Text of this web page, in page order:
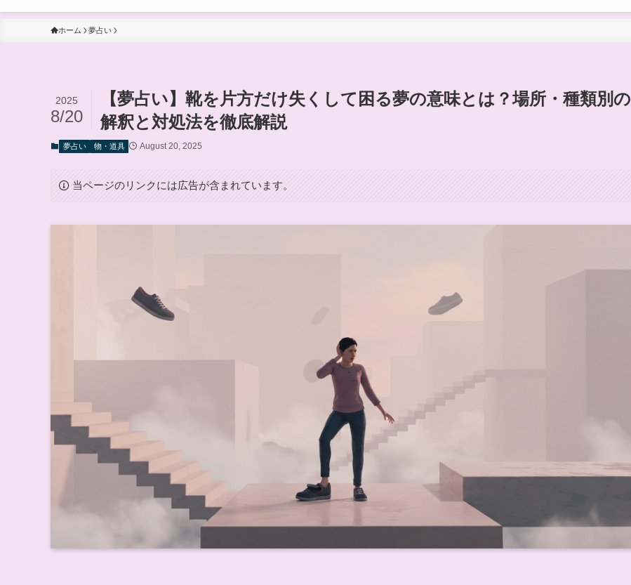
ホーム 夢占い
【夢占い】靴を片方だけ失くして困る夢の意味とは？場所・種類別の
解釈と対処法を徹底解説
2025
8/20
夢占い 物・道具 August 20, 2025
当ページのリンクには広告が含まれています。